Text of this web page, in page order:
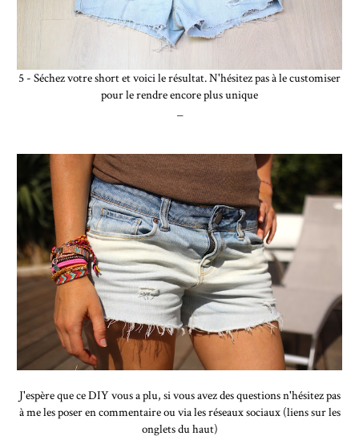
5 - Séchez votre short et voici le résultat. N'hésitez pas à le customiser
pour le rendre encore plus unique
J'espère que ce DIY vous a plu, si vous avez des questions n'hésitez pas
à me les poser en commentaire ou via les réseaux sociaux (liens sur les
onglets du haut)